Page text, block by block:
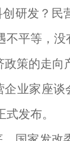
研发？民
不平等，没
策的走向
业家座谈
发布。